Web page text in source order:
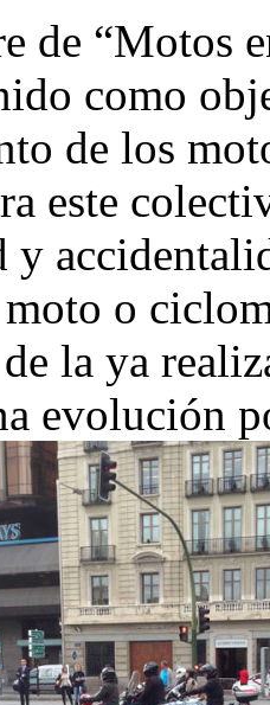
de “Motos
como
de los
este
y
o
la ya
evolución